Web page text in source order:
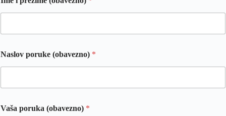
r
e
e
Naslov poruke (obavezno) *
Vaša poruka (obavezno) *